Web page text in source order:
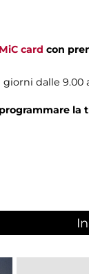
MiC card con
dalle 9.00
la